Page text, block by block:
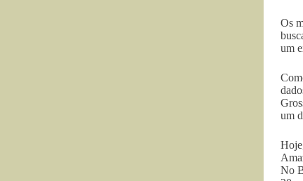
Os
um
um
No